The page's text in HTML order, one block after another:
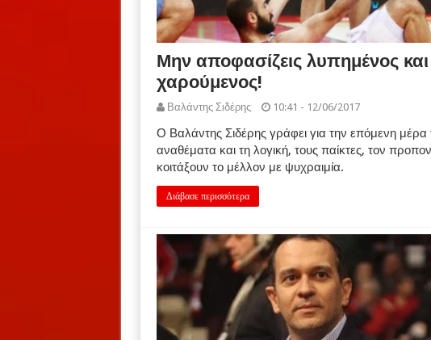
Μην αποφασίζεις λυπημένος
χαρούμενος!
Βαλάντης Σιδέρης 10:41 - 12/06/2017
Ο Βαλάντης Σιδέρης γράφει για την επόμενη
αναθέματα και τη λογική, τους παίκτες, τον
κοιτάξουν το μέλλον με ψυχραιμία.
Διάβασε περισσότερα